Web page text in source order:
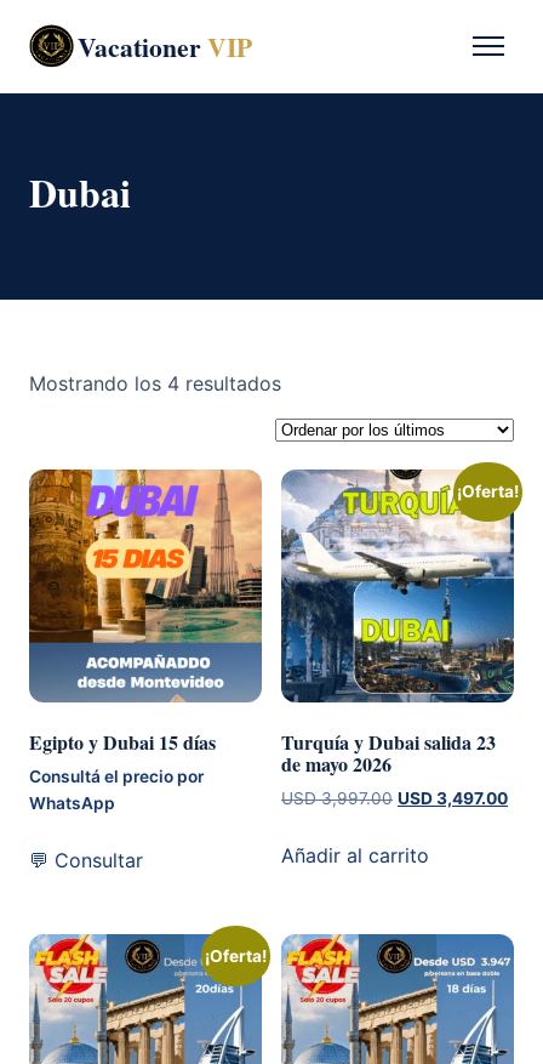
VacationerVIP
Dubai
Mostrando los 4 resultadosOrdenado
por
los
últimos
Egipto y Dubai 15 días
Consultá el precio por
WhatsApp
💬 Consultar
¡Oferta!
Turquía y Dubai salida 23
de mayo 2026
USD3,997.00 El
original
USD3,497.00El
Añadir al carrito
¡Oferta!